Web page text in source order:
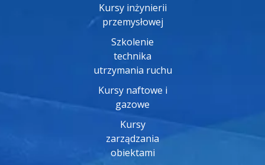
Kursy inżynierii
przemysłowej
Szkolenie
technika
utrzymania ruchu
Kursy naftowe i
gazowe
Kursy
zarządzania
obiektami